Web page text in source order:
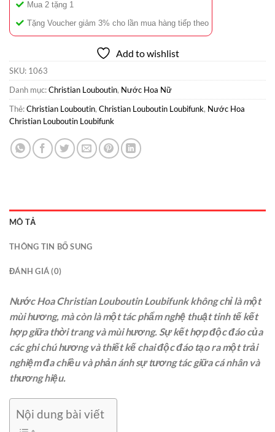
Mua 2 tặng 1
Tặng Voucher giảm 3% cho lần mua hàng tiếp theo
Add to wishlist
SKU: 1063
Danh mục:Christian Louboutin, Nước Hoa Nữ
Thẻ:Christian Louboutin, Christian Louboutin Loubifunk, Nước Hoa
Christian Louboutin Loubifunk
MÔ TẢ
THÔNG TIN BỔ SUNG
ĐÁNH GIÁ (0)
Nước Hoa Christian Louboutin Loubifunk không chỉ là một
mùi hương, mà còn là một tác phẩm nghệ thuật tinh tế kết
hợp giữa thời trang và mùi hương. Sự kết hợp độc đáo của
các ghi chú hương và thiết kế chai độc đáo tạo ra một trải
nghiệm đa chiều và phản ánh sự tương tác giữa cá nhân và
thương hiệu.
Nội dung bài viết